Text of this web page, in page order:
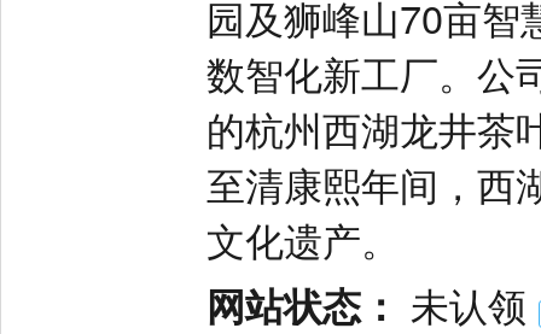
园及狮峰山70亩智
数智化新工厂。公
的杭州西湖龙井茶
至清康熙年间，西
文化遗产。
网站状态： 未认领